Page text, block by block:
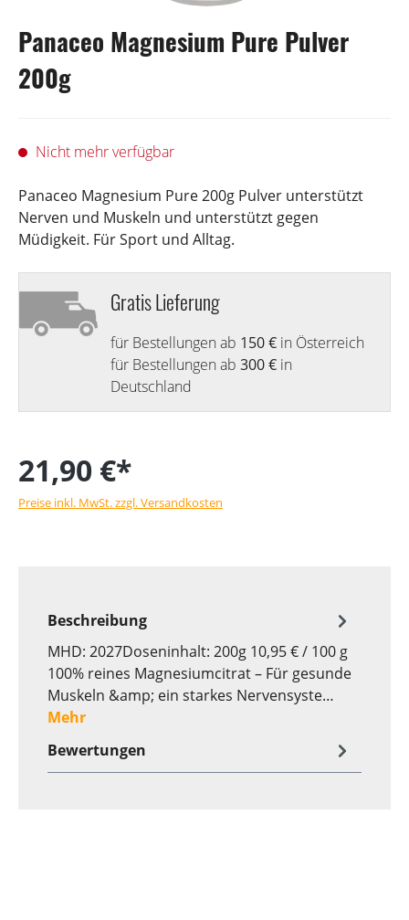
Panaceo Magnesium Pure Pulver
200g
Nicht mehr verfügbar
Panaceo Magnesium Pure 200g Pulver unterstützt
Nerven und Muskeln und unterstützt gegen
Müdigkeit. Für Sport und Alltag.
Gratis Lieferung
für Bestellungen ab 150 € in Österreich
für Bestellungen ab 300 € in
Deutschland
21,90 €*
Preise inkl. MwSt. zzgl. Versandkosten
Beschreibung
MHD: 2027Doseninhalt: 200g 10,95 € / 100 g
100% reines Magnesiumcitrat – Für gesunde
Muskeln &amp; ein starkes Nervensyste…
Mehr
Bewertungen